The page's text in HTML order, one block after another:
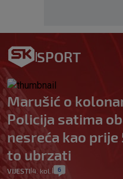
SPORT
Marušić o
Policija satima
nesreća kao prije
to ubrzati
VIJESTI 4. kol. 6